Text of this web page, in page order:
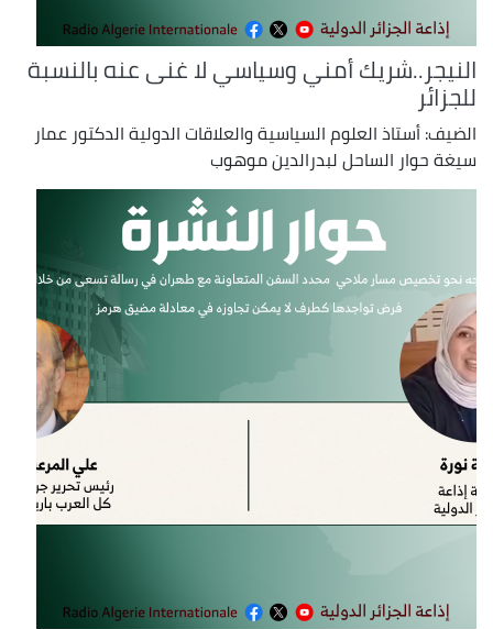
النيجر..شريك أمني وسياسي لا غنى عنه بالنسبة
للجزائر
الضيف: أستاذ العلوم السياسية والعلاقات الدولية الدكتور عمار
سيغة حوار الساحل لبدرالدين موهوب